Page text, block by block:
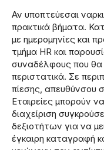
Αν υποπτεύεσαι
πρακτικά βήματα.
με ημερομηνίες και
τμήμα HR και
συναδέλφους που θα
περιστατικά. Σε
πίεσης, απευθύνσου
Εταιρείες μπορούν
διαχείριση
δεξιοτήτων για να
έγκαιρη καταγραφή